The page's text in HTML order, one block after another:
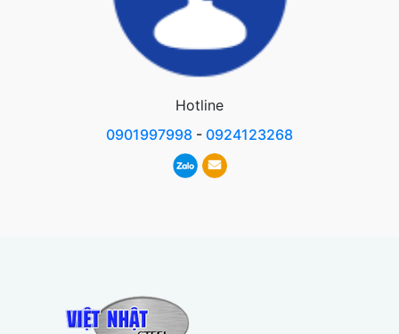
Hotline
0901997998 - 0924123268